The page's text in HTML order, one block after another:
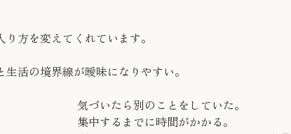
方を変えてくれています。
活の境界線が曖昧になりやすい。
気づいたら別のことをしていた。
集中するまでに時間がかかる。